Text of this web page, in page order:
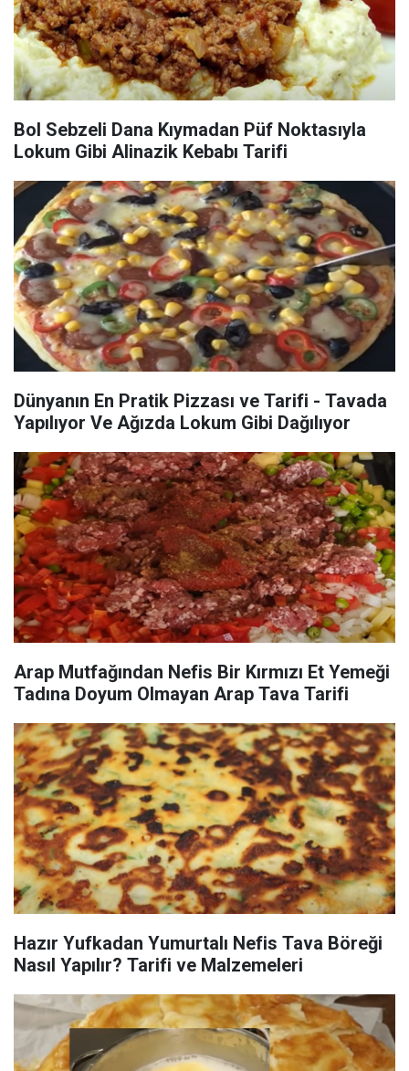
Bol Sebzeli Dana Kıymadan Püf Noktasıyla
Lokum Gibi Alinazik Kebabı Tarifi
Dünyanın En Pratik Pizzası ve Tarifi - Tavada
Yapılıyor Ve Ağızda Lokum Gibi Dağılıyor
Arap Mutfağından Nefis Bir Kırmızı Et Yemeği
Tadına Doyum Olmayan Arap Tava Tarifi
Hazır Yufkadan Yumurtalı Nefis Tava Böreği
Nasıl Yapılır? Tarifi ve Malzemeleri